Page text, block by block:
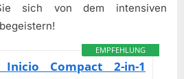
sich von dem intensiven
EMPFEHLUNG
Inicio Compact 2-in-1